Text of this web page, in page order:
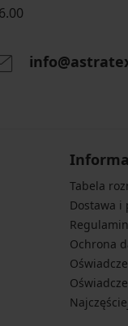
Tabela
Dostawa i
Ochrona